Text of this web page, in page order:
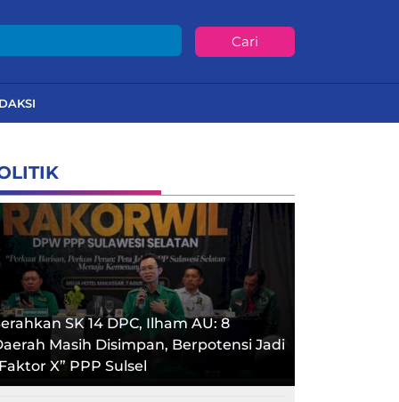
Cari
SK 14 DPC, Ilham AU: 8
Masih Disimpan, Berpotensi Jadi
X” PPP Sulsel